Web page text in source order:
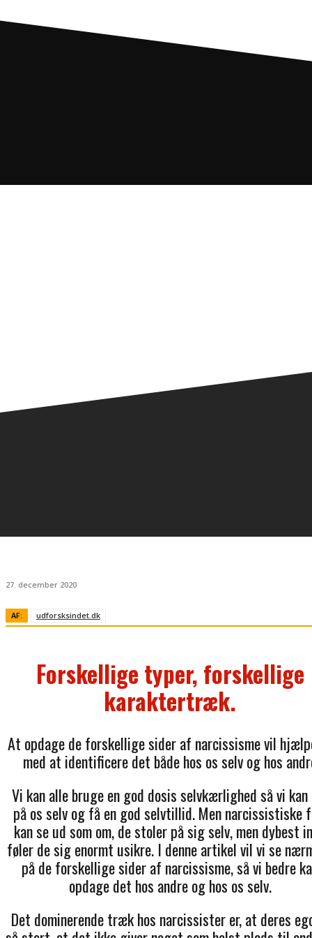
27. december 2020
AF: udforsksindet.dk
Forskellige typer, forskellige
karaktertræk.
At opdage de forskellige sider af narcissisme vil
med at identificere det både hos os selv og hos
Vi kan alle bruge en god dosis selvkærlighed så vi
på os selv og få en god selvtillid. Men narcissistiske
kan se ud som om, de stoler på sig selv, men dybest
føler de sig enormt usikre. I denne artikel vil vi se
på de forskellige sider af narcissisme, så vi bedre
opdage det hos andre og hos os selv.
Det dominerende træk hos narcissister er, at deres